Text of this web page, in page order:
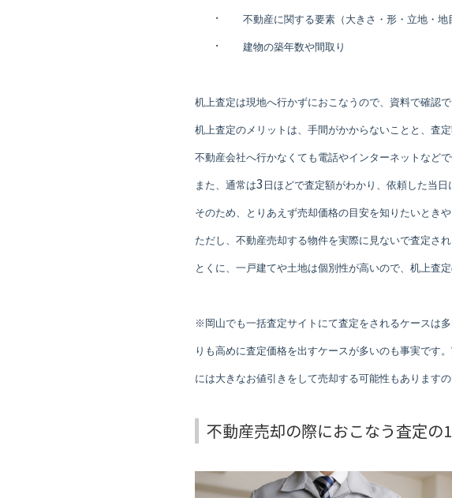
· 不動産に関する要素（大きさ・形・立地・地
· 建物の築年数や間取り
机上査定は現地へ行かずにおこなうので、資料で確認
机上査定のメリットは、手間がかからないことと、査定
不動産会社へ行かなくても電話やインターネットなど
また、通常は3 日ほどで査定額がわかり、依頼した当日
そのため、とりあえず売却価格の目安を知りたいとき
ただし、不動産売却する物件を実際に見ないで査定さ
とくに、一戸建てや土地は個別性が高いので、机上査
※岡山でも一括査定サイトにて査定をされるケースは
りも高めに査定価格を出すケースが多いのも事実です
には大きなお値引きをして売却する可能性もあります
不動産売却の際におこなう査定の